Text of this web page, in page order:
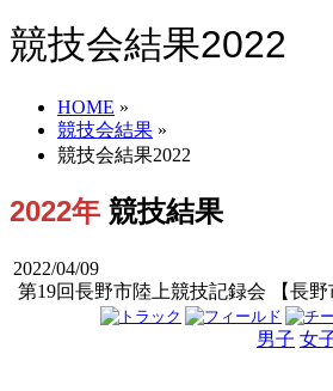
競技会結果2022
HOME »
競技会結果 »
競技会結果2022
2022年 競技結果
2022/04/09
第19回長野市陸上競技記録会 【長野
男子 女